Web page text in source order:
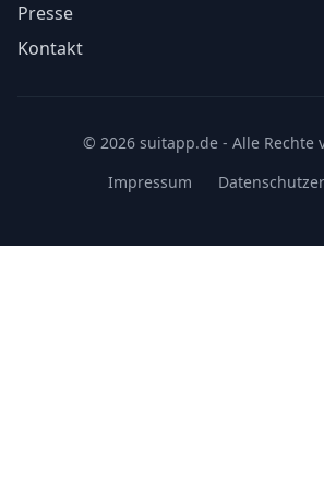
Presse
Kontakt
© 2026 suitapp.de - Alle Rechte
Impressum